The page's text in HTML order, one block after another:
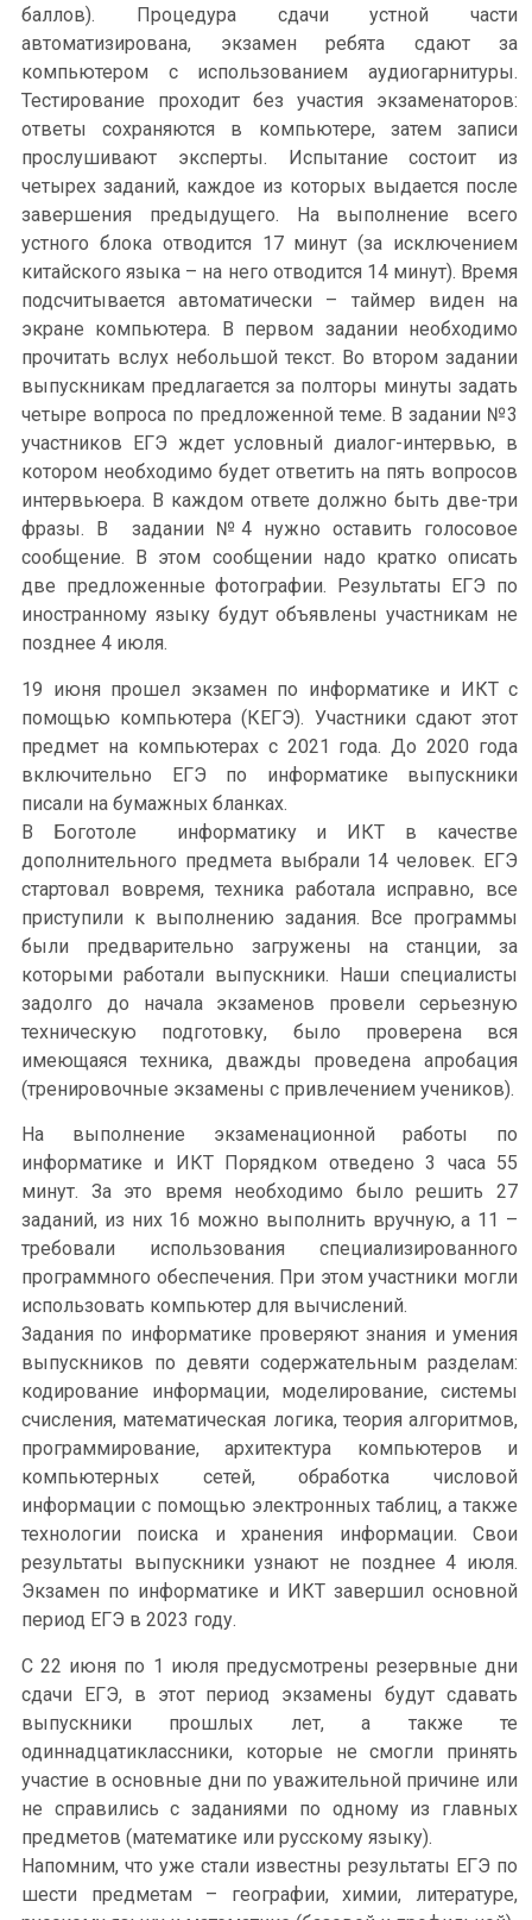
баллов). Процедура сдачи устной части
автоматизирована, экзамен ребята сдают за
компьютером с использованием аудиогарнитуры.
Тестирование проходит без участия экзаменаторов:
ответы сохраняются в компьютере, затем записи
прослушивают эксперты. Испытание состоит из
четырех заданий, каждое из которых выдается после
завершения предыдущего. На выполнение всего
устного блока отводится 17 минут (за исключением
китайского языка – на него отводится 14 минут). Время
подсчитывается автоматически – таймер виден на
экране компьютера. В первом задании необходимо
прочитать вслух небольшой текст. Во втором задании
выпускникам предлагается за полторы минуты задать
четыре вопроса по предложенной теме. В задании №3
участников ЕГЭ ждет условный диалог-интервью, в
котором необходимо будет ответить на пять вопросов
интервьюера. В каждом ответе должно быть две-три
фразы. В задании №4 нужно оставить голосовое
сообщение. В этом сообщении надо кратко описать
две предложенные фотографии. Результаты ЕГЭ по
иностранному языку будут объявлены участникам не
позднее 4 июля.
19 июня прошел экзамен по информатике и ИКТ с
помощью компьютера (КЕГЭ). Участники сдают этот
предмет на компьютерах с 2021 года. До 2020 года
включительно ЕГЭ по информатике выпускники
писали на бумажных бланках.
В Боготоле информатику и ИКТ в качестве
дополнительного предмета выбрали 14 человек. ЕГЭ
стартовал вовремя, техника работала исправно, все
приступили к выполнению задания. Все программы
были предварительно загружены на станции, за
которыми работали выпускники. Наши специалисты
задолго до начала экзаменов провели серьезную
техническую подготовку, было проверена вся
имеющаяся техника, дважды проведена апробация
(тренировочные экзамены с привлечением учеников).
На выполнение экзаменационной работы по
информатике и ИКТ Порядком отведено 3 часа 55
минут. За это время необходимо было решить 27
заданий, из них 16 можно выполнить вручную, а 11 –
требовали использования специализированного
программного обеспечения. При этом участники могли
использовать компьютер для вычислений.
Задания по информатике проверяют знания и умения
выпускников по девяти содержательным разделам:
кодирование информации, моделирование, системы
счисления, математическая логика, теория алгоритмов,
программирование, архитектура компьютеров и
компьютерных сетей, обработка числовой
информации с помощью электронных таблиц, а также
технологии поиска и хранения информации. Свои
результаты выпускники узнают не позднее 4 июля.
Экзамен по информатике и ИКТ завершил основной
период ЕГЭ в 2023 году.
С 22 июня по 1 июля предусмотрены резервные дни
сдачи ЕГЭ, в этот период экзамены будут сдавать
выпускники прошлых лет, а также те
одиннадцатиклассники, которые не смогли принять
участие в основные дни по уважительной причине или
не справились с заданиями по одному из главных
предметов (математике или русскому языку).
Напомним, что уже стали известны результаты ЕГЭ по
шести предметам – географии, химии, литературе,